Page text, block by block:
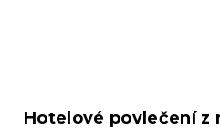
Hotelové povlečení z